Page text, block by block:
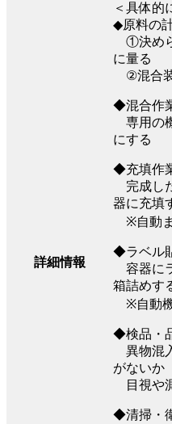
詳細情報
＜具体的
◆原料の
①決めら
に量る
②混合
◆混合作
専用の
にする
◆充填作
完成し
器に充填
※自動ま
◆ラベル
容器に
箱詰めす
※自動機
◆検品・
異物混
がないか
目視や
◆清掃・